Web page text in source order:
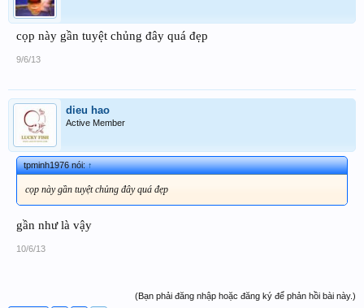
cọp này gần tuyệt chủng đây quá đẹp
9/6/13
dieu hao
Active Member
tpminh1976 nói:↑
cọp này gần tuyệt chủng đây quá đẹp
gần như là vậy
10/6/13
(Bạn phải đăng nhập hoặc đăng ký để phản hồi bài này.)